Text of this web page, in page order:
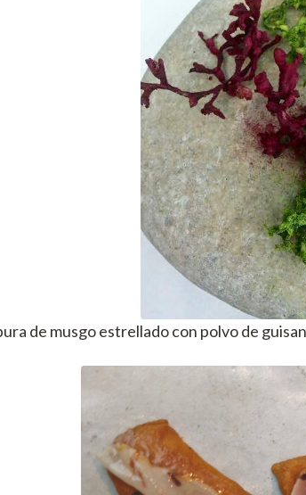
de musgo estrellado con polvo de